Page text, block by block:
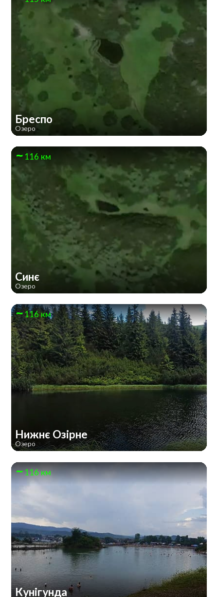
Бреспо
Озеро
116 км
Синє
Озеро
116 км
Нижнє Озірне
Озеро
116 км
Кунігунда